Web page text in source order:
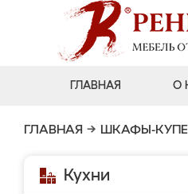
ГЛАВНАЯ О
ГЛАВНАЯ → ШКАФЫ-КУПЕ
Кухни